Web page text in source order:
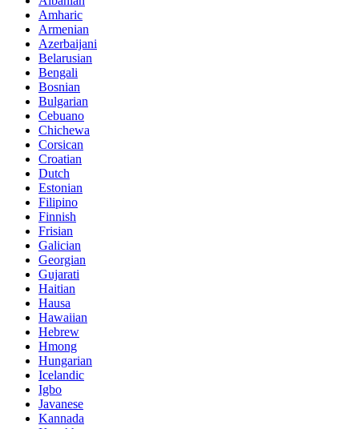
Amharic
Armenian
Azerbaijani
Belarusian
Bengali
Bosnian
Bulgarian
Cebuano
Chichewa
Corsican
Croatian
Dutch
Estonian
Filipino
Finnish
Frisian
Galician
Georgian
Gujarati
Haitian
Hausa
Hawaiian
Hebrew
Hmong
Hungarian
Icelandic
Igbo
Javanese
Kannada